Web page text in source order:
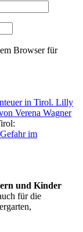
Browser für
im
und Kinder
für die